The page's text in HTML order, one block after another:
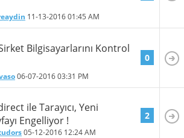
11-13-201601:45 AM
Bilgisayarlarını Kontrol
06-07-201603:31 PM
0
ile Tarayıcı, Yeni
Engelliyor !
05-12-2016 12:24 AM
2